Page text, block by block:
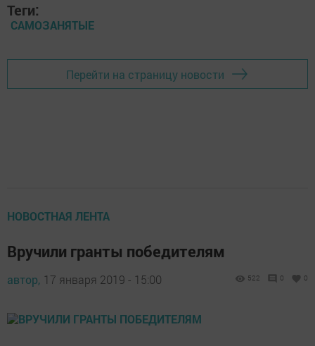
Теги:
САМОЗАНЯТЫЕ
Перейти на страницу новости
НОВОСТНАЯ ЛЕНТА
Вручили гранты победителям
автор, 17 января 2019 - 15:00 522 0 0